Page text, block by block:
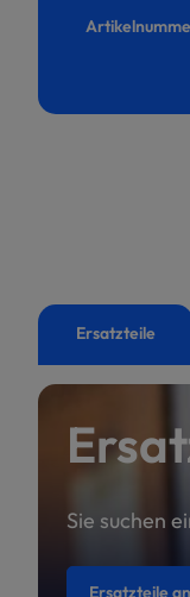
Ersatzteile
Sie suchen
Ersatzteile